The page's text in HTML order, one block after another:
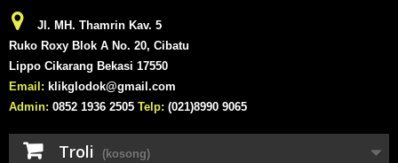
Jl. MH. Thamrin Kav. 5
Ruko Roxy Blok A No. 20, Cibatu
Lippo Cikarang Bekasi 17550
Email: klikglodok@gmail.com
Admin: 0852 1936 2505 Telp: (021)8990 9065
Troli (kosong)